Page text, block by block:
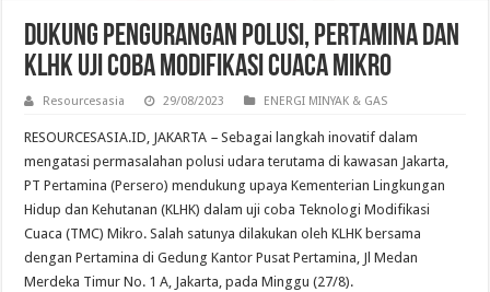
Dukung Pengurangan Polusi, Pertamina dan
KLHK Uji Coba Modifikasi Cuaca Mikro
Resourcesasia 29/08/2023 ENERGI MINYAK & GAS
RESOURCESASIA.ID, JAKARTA – Sebagai langkah inovatif dalam
mengatasi permasalahan polusi udara terutama di kawasan Jakarta,
PT Pertamina (Persero) mendukung upaya Kementerian Lingkungan
Hidup dan Kehutanan (KLHK) dalam uji coba Teknologi Modifikasi
Cuaca (TMC) Mikro. Salah satunya dilakukan oleh KLHK bersama
dengan Pertamina di Gedung Kantor Pusat Pertamina, Jl Medan
Merdeka Timur No. 1 A, Jakarta, pada Minggu (27/8).